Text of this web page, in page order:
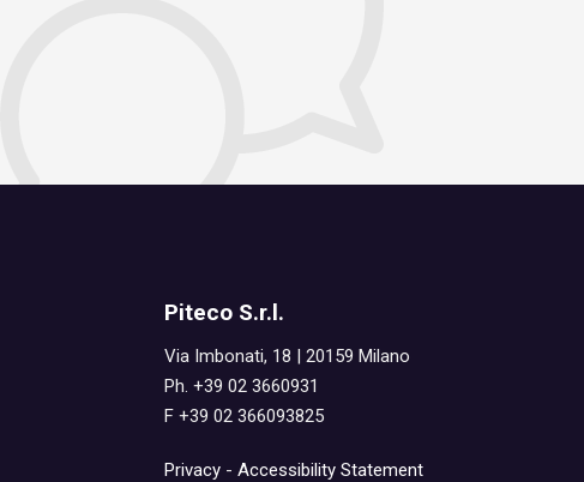
Piteco S.r.l.
Via Imbonati, 18 | 20159 Milano
Ph. +39 02 3660931
F +39 02 366093825
Privacy - Accessibility Statement